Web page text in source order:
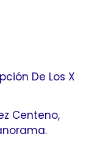
De Los X
Centeno,